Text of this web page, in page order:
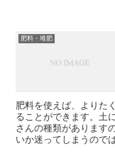
肥料・堆肥
肥料を使えば、よりた
ることができます。土
さんの種類があります
いか迷ってしまうので